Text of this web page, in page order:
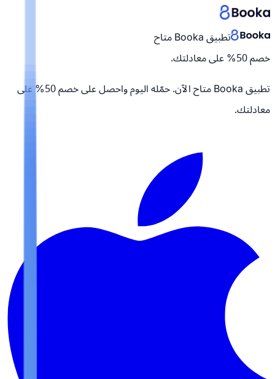
تطبيق Booka متاح
خصم 50% على معادلتك.
تطبيق Booka متاح الآن. حمّله اليوم واحصل على
خصم 50% على
معادلتك.